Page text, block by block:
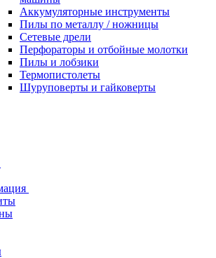
Аккумуляторные инструменты
Пилы по металлу / ножницы
Сетевые дрели
Перфораторы и отбойные молотки
Пилы и лобзики
Термопистолеты
Шуруповерты и гайковерты